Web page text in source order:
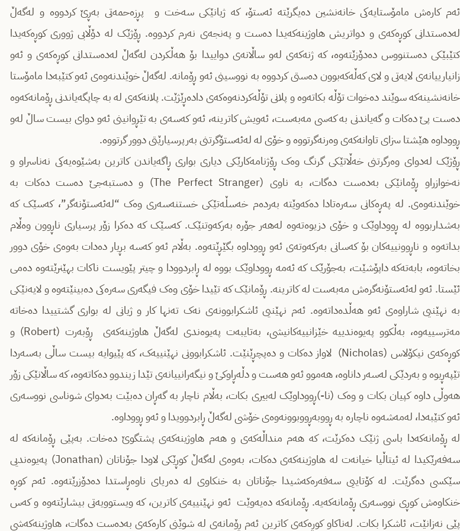
ئەم کارەش مامۆستایەکی خانەنشین دەیگرێتە ئەستۆ، کە ژیانێکی سەخت و پڕزەحمەتی بەڕێ کردووە و لەگەڵ
لەدەستدانی کوڕەکەی و دواتریش هاوژینەکەیدا دەست و پەنجەی نەرم کردووە. ڕۆژێک لە دۆڵابی ژووری کوڕەکەیدا
کتێبێکی دەستنووس دەدۆزێتەوە، کە ژنەکەی لەو ساڵانەی دواییدا بۆ هەڵکردن لەگەڵ لەدەستدانی کوڕەکەی و ئەو
زانیارییانەی لایەتی و لای کەڵەکەبوون دەستی کردووە بە نووسینی ئەو ڕۆمانە. لەگەڵ خوێندنەوەی ئەو کتێبەدا مامۆستا
خانەنشینەکە سوێند دەخوات تۆڵە بکاتەوە و پلانی تۆڵەکردنەوەکەی دادەڕێژێت. پلانەکەی لە بە چاپگەیاندنی ڕۆمانەکەوە
دەست پێ دەکات و گەیاندنی بە کەسی مەبەست، ئەویش کاترینە، ئەو کەسەی بە تێڕوانینی ئەو دوای بیست ساڵ لەو
ڕووداوە هێشتا سزای تاوانەکەی وەرنەگرتووە و خۆی لە لەئەستۆگرتنی بەرپرسیارێتی دوور گرتووە.
ڕۆژێک لەدوای وەرگرتنی خەڵاتێکی گرنگ وەک ڕۆژنامەکارێکی دیاری بواری ڕاگەیاندن کاترین بەشێوەیەکی نەناسراو و
نەخوازراو ڕۆمانێکی بەدەست دەگات، بە ناوی (The Perfect Stranger) و دەستبەجێ دەست دەکات بە
خوێندنەوەی. لە پەڕەکانی سەرەتادا دەکەوێتە بەردەم خەسڵەتێکی خستنەسەری وەک “لەئەستۆنەگر”، کەسێک کە
بەشداربووە لە ڕووداوێک و خۆی دزیوەتەوە لەهەر جۆرە بەرکەوتنێک. کەسێک کە دەکرا زۆر پرسیاری ناڕوون وەڵام
بداتەوە و ناڕوونییەکان بۆ کەسانی بەرکەوتەی ئەو ڕووداوە بگێڕێتەوە. بەڵام ئەو کەسە بڕیار دەدات بەوەی خۆی دوور
بخاتەوە، بابەتەکە داپۆشێت، بەجۆرێک کە ئەمە ڕووداوێک بووە لە ڕابردوودا و چیتر پێویست ناکات بهێنرێتەوە دەمی
ئێستا. ئەو لەئەستۆنەگرەش مەبەست لە کاترینە. ڕۆمانێک کە تێیدا خۆی وەک فیگەری سەرەکی دەبینێتەوە و لایەنێکی
بە نهێنیی شاراوەی ئەو هەڵدەداتەوە. ئەم نهێنیی ئاشکرابوونەی نەک تەنها کار و ژیانی لە بواری گشتییدا دەخاتە
مەترسییەوە، بەڵکوو پەیوەندییە خێزانییەکانیشی، بەتایبەت پەیوەندی لەگەڵ هاوژینەکەی ڕۆبەرت (Robert) و
کوڕەکەی نیکۆلاس (Nicholas) لاواز دەکات و دەپچڕێنێت. ئاشکرابوونی نهێنییەک، کە پێیوایە بیست ساڵی بەسەردا
تێپەڕیوە و بەردێکی لەسەر داناوە، هەموو ئەو هەست و دڵەڕاوکێ و نیگەرانییانەی تێدا زیندوو دەکاتەوە، کە ساڵانێکی زۆر
هەوڵی داوە کپیان بکات و وەک (نا-)ڕووداوێک لەبیری بکات، بەڵام ناچار بە گەڕان دەبێت بەدوای شوناسی نووسەری
ئەو کتێبەدا، لەمەشەوە ناچارە بە ڕووبەڕووبوونەوەی خۆشی لەگەڵ ڕابردوویدا و ئەو ڕووداوە.
لە ڕۆمانەکەدا باسی ژنێک دەکرێت، کە هەم منداڵەکەی و هەم هاوژینەکەی پشتگوێ دەخات. بەپێی ڕۆمانەکە لە
سەفەرێکیدا لە ئیتاڵیا خیانەت لە هاوژینەکەی دەکات، بەوەی لەگەڵ کوڕێکی لاودا جۆناتان (Jonathan) پەیوەندیی
سێکسی دەگرێت. لە کۆتاییی سەفەرەکەشیدا جۆناتان بە خنکاوی لە دەریای ناوەڕاستدا دەدۆزرێتەوە. ئەم کوڕە
خنکاوەش کوڕی نووسەری ڕۆمانەکەیە. ڕۆمانەکە دەیەوێت ئەو نهێنییەی کاترین، کە ویستوویەتی بیشارێتەوە و کەس
پێی نەزانێت، ئاشکرا بکات. لەناکاو کوڕەکەی کاترین ئەم ڕۆمانەی لە شوێنی کارەکەی بەدەست دەگات، هاوژینەکەشی